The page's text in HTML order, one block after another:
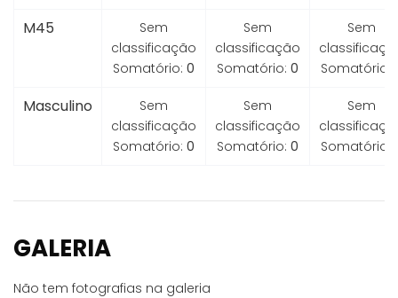
M45
Sem
classificação
Somatório: 0
Sem
classificação
Somatório: 0
Sem
Somatório:
Masculino
Sem
classificação
Somatório: 0
Sem
classificação
Somatório: 0
Sem
Somatório:
GALERIA
Não tem fotografias na galeria